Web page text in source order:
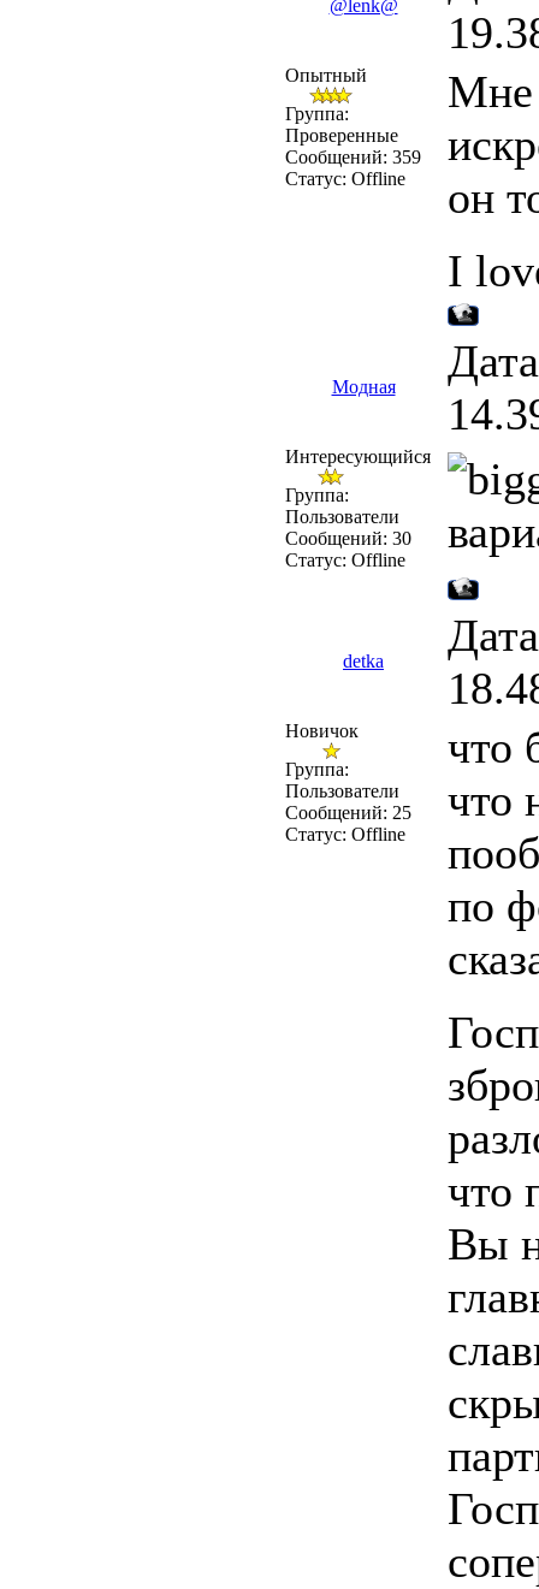
@lenk@
Опытный
Группа:
Проверенные
Сообщений: 359
Статус: Offline
Мне
он
I
Модная
Интересующийся
Группа:
Пользователи
Сообщений: 30
Статус: Offline
detka
Новичок
Группа:
Пользователи
Сообщений: 25
Статус: Offline
что
что
по
что
Вы